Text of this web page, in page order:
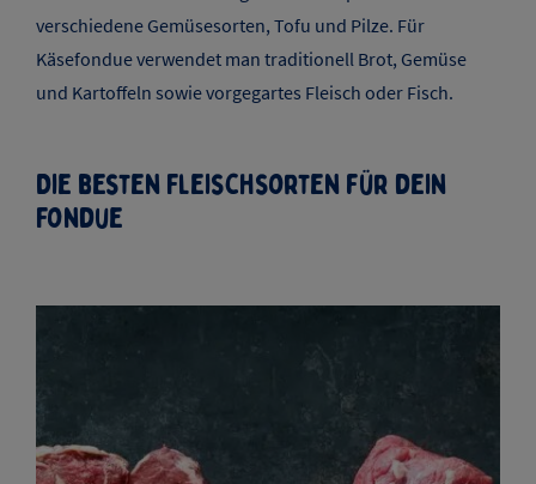
verschiedene Gemüsesorten, Tofu und Pilze. Für
Käsefondue verwendet man traditionell Brot, Gemüse
und Kartoffeln sowie vorgegartes Fleisch oder Fisch.
Die besten Fleischsorten für dein
Fondue